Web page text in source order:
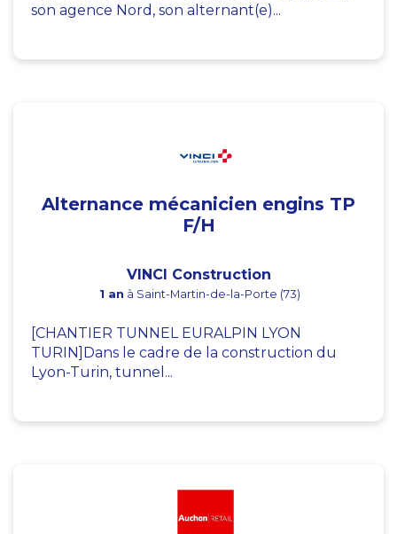
son agence Nord, son alternant(e)...
Alternance mécanicien engins TP
F/H
VINCI Construction
1 an à Saint-Martin-de-la-Porte (73)
[CHANTIER TUNNEL EURALPIN LYON
TURIN]Dans le cadre de la construction du
Lyon-Turin, tunnel...